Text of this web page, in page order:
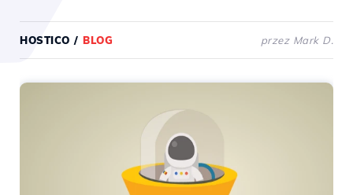
HOSTICO / BLOG przez Mark D.